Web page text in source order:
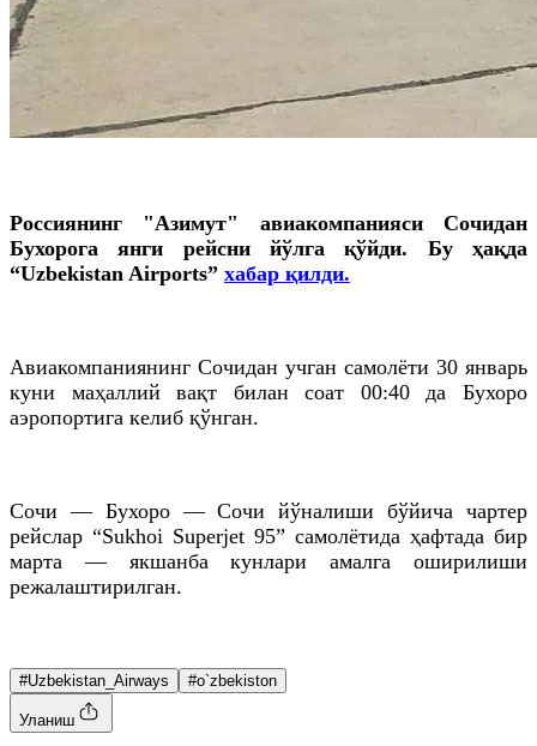
Россиянинг "Азимут" авиакомпанияси Сочидан
Бухорога янги рейсни йўлга қўйди. Бу ҳақда
“Uzbekistan Airports” хабар қилди.
Авиакомпаниянинг Сочидан учган самолёти 30 январь
куни маҳаллий вақт билан соат 00:40 да Бухоро
аэропортига келиб қўнган.
Сочи — Бухоро — Сочи йўналиши бўйича чартер
рейслар “Sukhoi Superjet 95” самолётида ҳафтада бир
марта — якшанба кунлари амалга оширилиши
режалаштирилган.
#Uzbekistan_Airways #o`zbekiston
Уланиш